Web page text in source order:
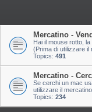
Mercatino -
Hai il mouse rotto,
(Prima di utilizzare il
Topics: 491
Mercatino -
Se cerchi un mac
utilizzare il
Topics: 234